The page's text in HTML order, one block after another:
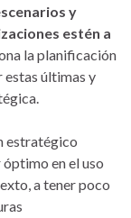
y
estén a
la planificación
estas últimas y
estratégico
en el uso
a tener poco